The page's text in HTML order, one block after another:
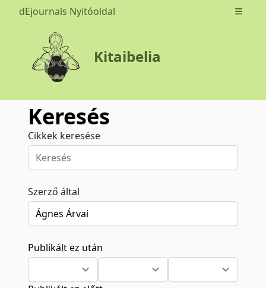
dEjournals Nyitóoldal Open
Kitaibelia
Keresés
Cikkek keresése
Szerző által
Publikált ez után